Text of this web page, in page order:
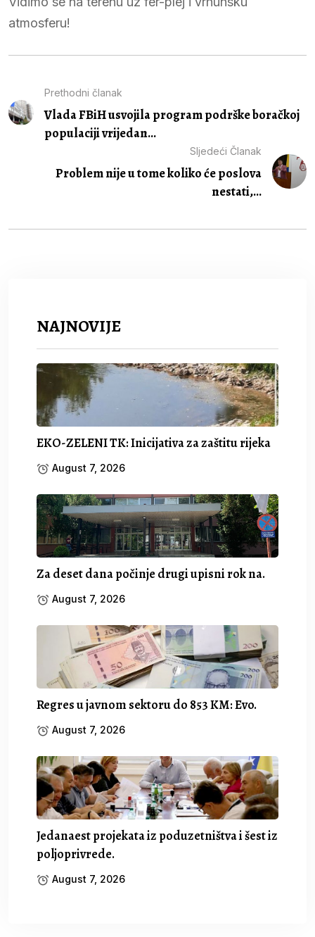
atmosferu!
Prethodni članak
Vlada FBiH usvojila program podrške boračkoj
populaciji vrijedan...
Sljedeći Članak
Problem nije u tome koliko će poslova
nestati,...
NAJNOVIJE
EKO-ZELENI TK: Inicijativa za zaštitu rijeka
August 7, 2026
Za deset dana počinje drugi upisni rok na.
August 7, 2026
Regres u javnom sektoru do 853 KM: Evo.
August 7, 2026
Jedanaest projekata iz poduzetništva i šest iz
poljoprivrede.
August 7, 2026